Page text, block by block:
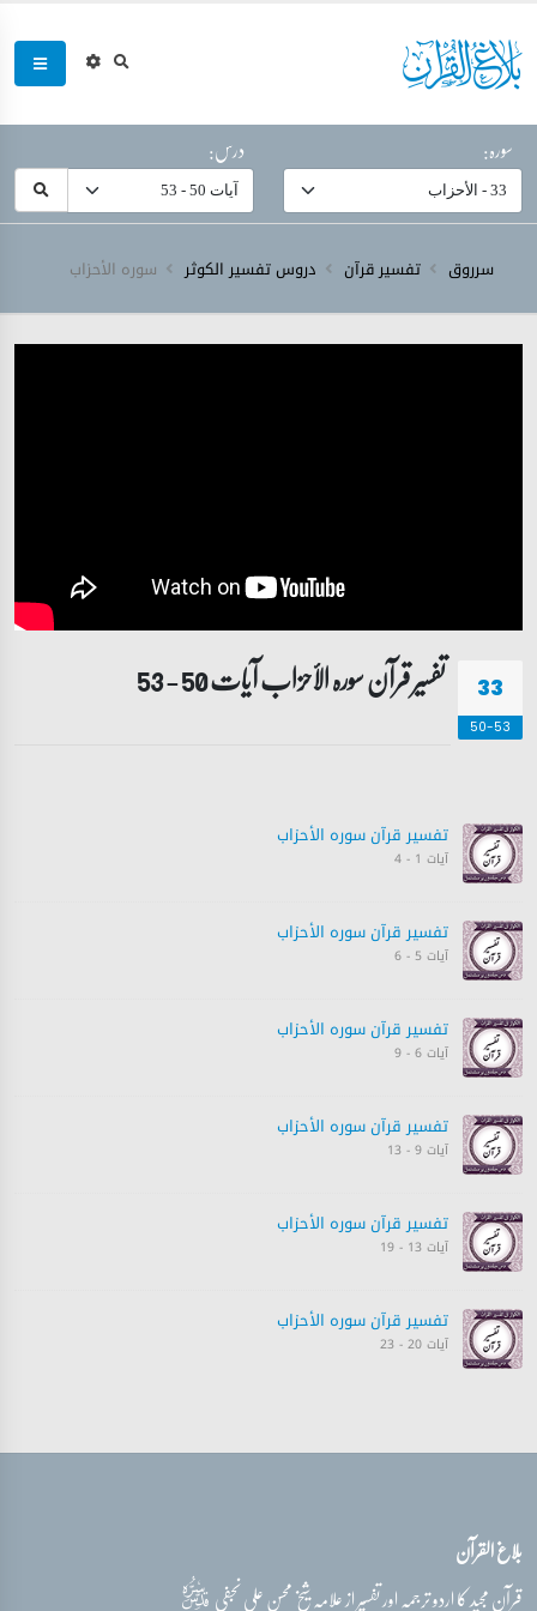
سورہ: درس:
سرروق تفسیر قرآن دروس تفسیر الکوثر سورہ ‎الأحزاب‎
33
50-53
تفسیر قرآن سورہ ‎الأحزاب‎ آیات 50 - 53
تفسیر قرآن سورہ ‎الأحزاب‎
آیات 1 - 4
تفسیر قرآن سورہ ‎الأحزاب‎
آیات 5 - 6
تفسیر قرآن سورہ ‎الأحزاب‎
آیات 6 - 9
تفسیر قرآن سورہ ‎الأحزاب‎
آیات 9 - 13
تفسیر قرآن سورہ ‎الأحزاب‎
آیات 13 - 19
تفسیر قرآن سورہ ‎الأحزاب‎
آیات 20 - 23
بلاغ القرآن
قرآن مجید کا اردو ترجمہ اور تفسیر از علامہ شیخ محسن علی نجفیقدس‌سره